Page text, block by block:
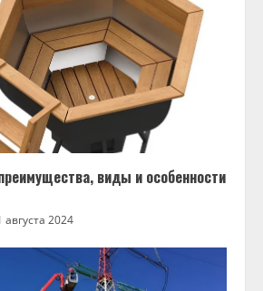
виды и особенности
августа 2024